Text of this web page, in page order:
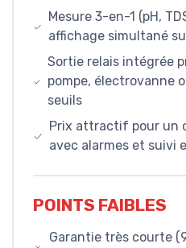
Mesure 3-en-1 (pH,
affichage simultané
Sortie relais intégrée
pompe, électrovanne
seuils
Prix attractif pour un
avec alarmes et suivi
POINTS FAIBLES
Garantie très courte